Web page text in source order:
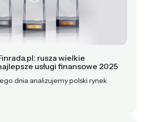
rusza wielkie
usługi finansowe 2025
dnia analizujemy polski rynek